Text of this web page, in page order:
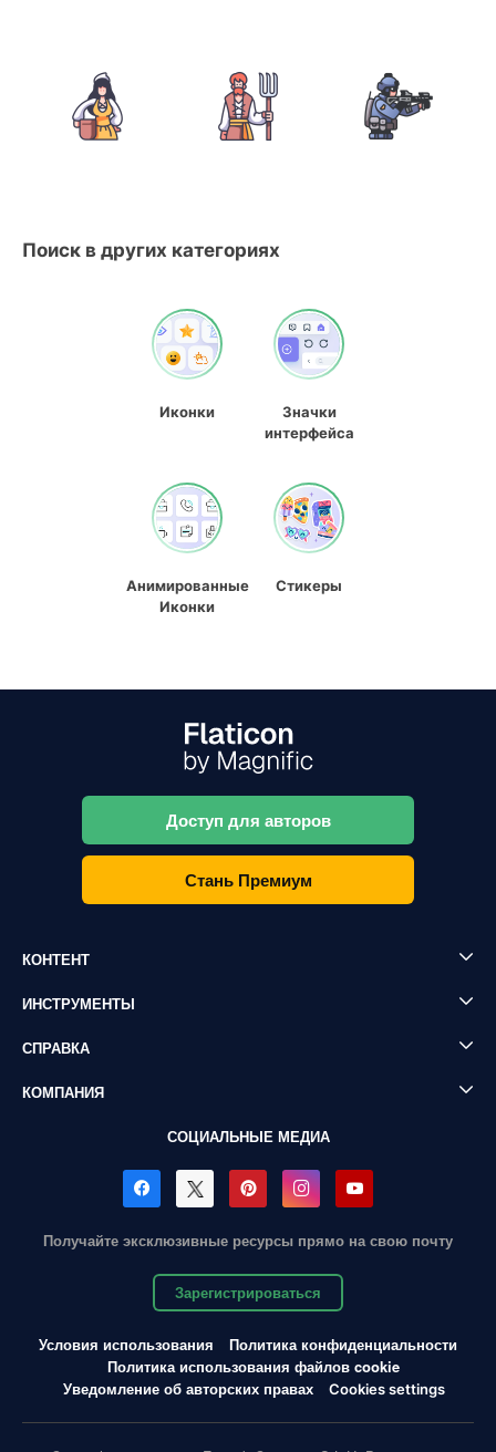
Поиск в других категориях
Иконки
Значки
интерфейса
Анимированные
Иконки
Стикеры
Доступ для авторов
Стань Премиум
КОНТЕНТ
ИНСТРУМЕНТЫ
СПРАВКА
КОМПАНИЯ
СОЦИАЛЬНЫЕ МЕДИА
Получайте эксклюзивные ресурсы прямо на свою почту
Зарегистрироваться
Условия использования
Политика конфиденциальности
Политика использования файлов cookie
Уведомление об авторских правах
Cookies settings